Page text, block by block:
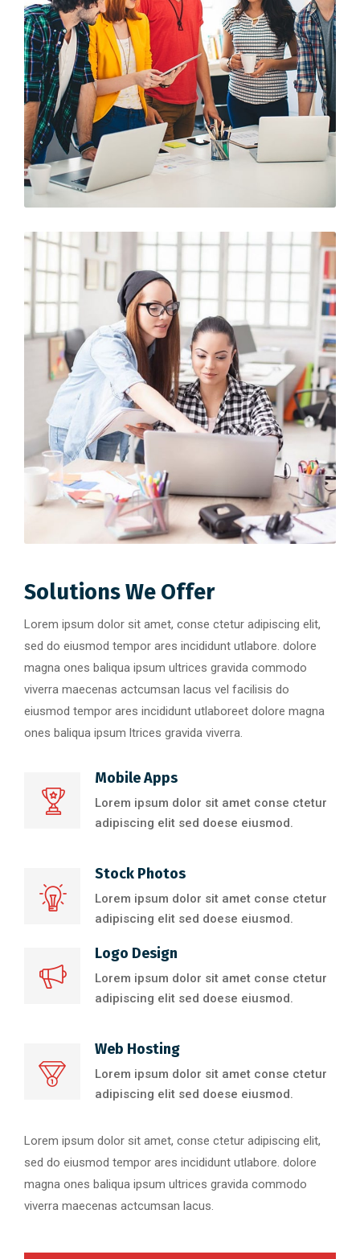
Solutions We Offer
Lorem ipsum dolor sit amet, conse ctetur adipiscing elit,
sed do eiusmod tempor ares incididunt utlabore. dolore
magna ones baliqua ipsum ultrices gravida commodo
viverra maecenas actcumsan lacus vel facilisis do
eiusmod tempor ares incididunt utlaboreet dolore magna
ones baliqua ipsum ltrices gravida viverra.
Mobile Apps
Lorem ipsum dolor sit amet conse ctetur
adipiscing elit sed doese eiusmod.
Stock Photos
Lorem ipsum dolor sit amet conse ctetur
adipiscing elit sed doese eiusmod.
Logo Design
Lorem ipsum dolor sit amet conse ctetur
adipiscing elit sed doese eiusmod.
Web Hosting
Lorem ipsum dolor sit amet conse ctetur
adipiscing elit sed doese eiusmod.
Lorem ipsum dolor sit amet, conse ctetur adipiscing elit,
sed do eiusmod tempor ares incididunt utlabore. dolore
magna ones baliqua ipsum ultrices gravida commodo
viverra maecenas actcumsan lacus.